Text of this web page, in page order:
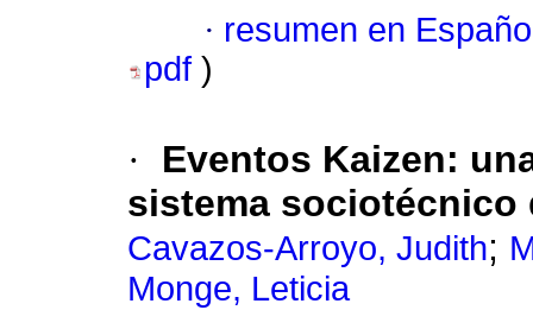
· resumen en
pdf )
·
Eventos Kaizen:
sistema sociotécnico
Cavazos-Arroyo, Judith;
Monge, Leticia